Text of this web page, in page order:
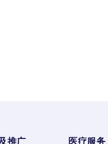
推广 医疗服务